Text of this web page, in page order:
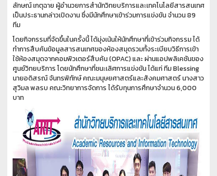
ลักษณ์ เกตุฉาย ผู้อำนวยการสำนักวิทยบริการและเทคโนโลยีสารสนเทศ
เป็นประธานกล่าวเปิดงาน ซึ่งมีนักศึกษาเข้าร่วมการแข่งขัน จำนวน 89
ทีม
โดยกิจกรรมที่จัดขึ้นในครั้งนี้ ได้มุ่งเน้นให้นักศึกษาที่เข้าร่วมกิจกรรม ได้
ทำการสืบค้นข้อมูลสารสนเทศของห้องสมุดรวมทั้งระเบียบวิธีการเข้า
ใช้ห้องสมุดจากคอมพิวเตอร์สืบค้น (OPAC) และ ผ่านแอปพลิเคชันของ
ศูนย์วิทยบริการ โดยนักศึกษาที่ชนะเลิศการแข่งขัน ได้แก่ ทีม Blessing
นายอดิสรณ์ จันทรพิทักษ์ คณะมนุษยศาสตร์และสังคมศาสตร์ นางสาว
สุวิมล พลรบ คณะวิทยาการจัดการ ได้รับทุนการศึกษาจำนวน 6,000
บาท